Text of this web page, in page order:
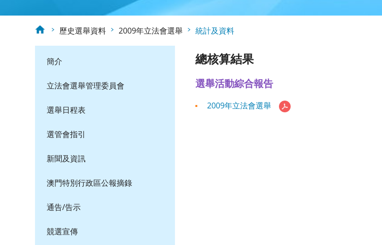
歷史選舉資料 2009年立法會選舉 統計及資料
簡介
立法會選舉管理委員會
選舉日程表
選管會指引
新聞及資訊
澳門特別行政區公報摘錄
通告/告示
競選宣傳
總核算結果
選舉活動綜合報告
2009年立法會選舉